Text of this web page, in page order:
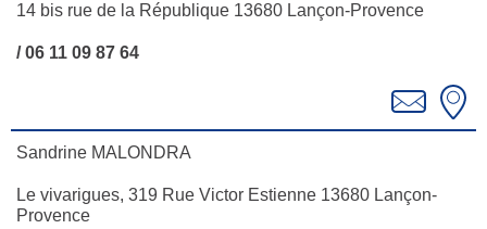
14 bis rue de la République 13680 Lançon-Provence
/ 06 11 09 87 64
Sandrine MALONDRA
Le vivarigues, 319 Rue Victor Estienne 13680 Lançon-
Provence